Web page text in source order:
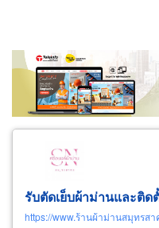
ขายส่ง ขายปลีก
ผู้ส่งออก/นำเข้า
รับตัดเย็บผ้าม่านและติด
https://www.ร้านผ้าม่านสมุทรสา